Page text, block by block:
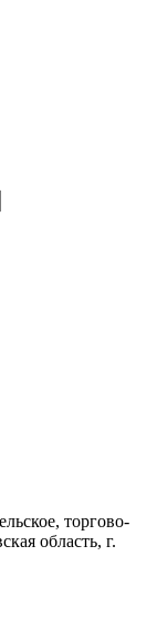
торгово-
область, г.